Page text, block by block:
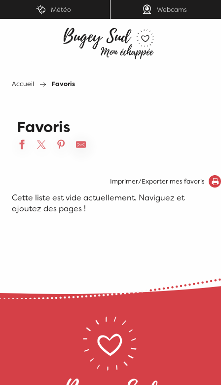
au
Météo Webcams
Accueil Favoris
Favoris
Imprimer/Exporter mes favoris
Cette liste est vide actuellement. Naviguez et
ajoutez des pages !